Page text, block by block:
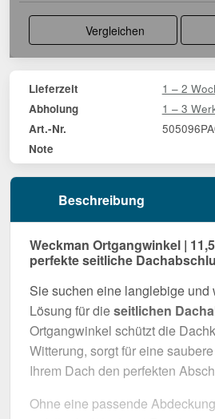
Vergleichen
Lieferzeit 1 – 2
Abholung 1 – 3
Art.-Nr.
Note
Beschreibung
Weckman Ortgangwinkel |
perfekte seitliche
Sie suchen eine langlebige und
Lösung für dieseitlichen
Ortgangwinkel schützt die
Witterung, sorgt für eine
Ihrem Dach den perfekten
Ohne eine passende